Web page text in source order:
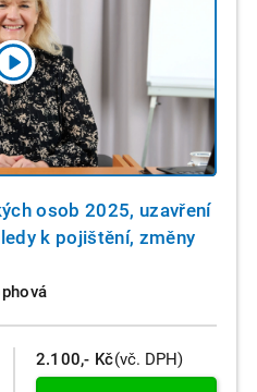
osob 2025, uzavření
k pojištění, změny
2.100,- Kč(vč. DPH)